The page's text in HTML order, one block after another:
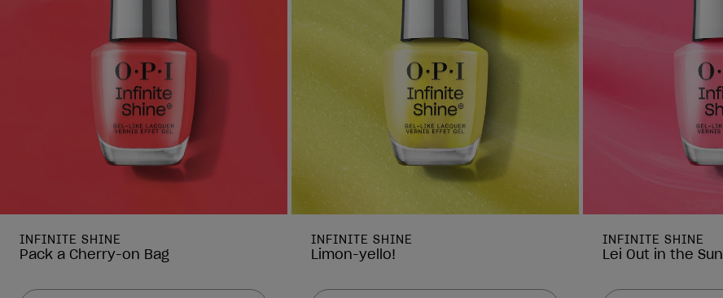
INFINITE SHINE
Pack a Cherry-on Bag
INFINITE SHINE
Limon-yello!
INFINITE SHINE
Lei Out in the Sun